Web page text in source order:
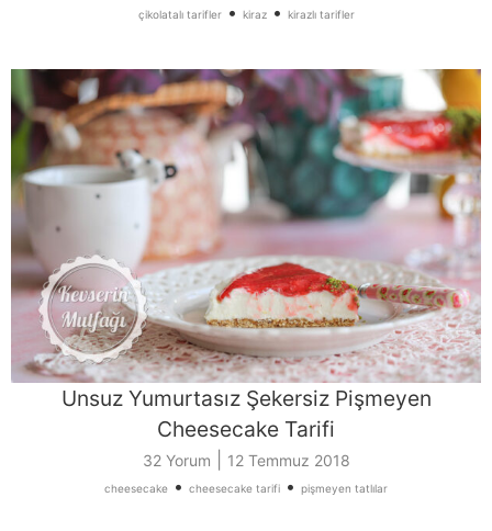
çikolatalı tarifler• kiraz• kirazlı tarifler
Unsuz Yumurtasız Şekersiz Pişmeyen
Cheesecake Tarifi
32 Yorum 12 Temmuz 2018
cheesecake • cheesecake tarifi • pişmeyen tatlılar